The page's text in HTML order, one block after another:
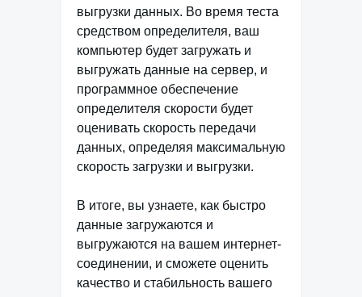
выгрузки данных. Во время теста
средством определителя, ваш
компьютер будет загружать и
выгружать данные на сервер, и
программное обеспечение
определителя скорости будет
оценивать скорость передачи
данных, определяя максимальную
скорость загрузки и выгрузки.
В итоге, вы узнаете, как быстро
данные загружаются и
выгружаются на вашем интернет-
соединении, и сможете оценить
качество и стабильность вашего